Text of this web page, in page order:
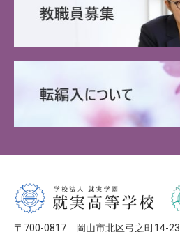
〒700-0817 岡山市北区弓之町14-23